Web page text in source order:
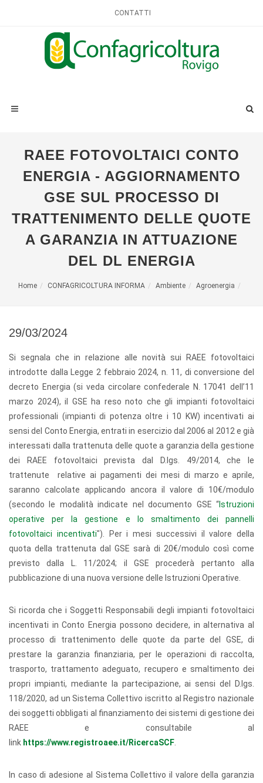
CONTATTI
RAEE FOTOVOLTAICI CONTO
ENERGIA - AGGIORNAMENTO
GSE SUL PROCESSO DI
TRATTENIMENTO DELLE QUOTE
A GARANZIA IN ATTUAZIONE
DEL DL ENERGIA
Home CONFAGRICOLTURA INFORMA Ambiente Agroenergia
29/03/2024
Si segnala che in relazione alle novità sui RAEE fotovoltaici
introdotte dalla Legge 2 febbraio 2024, n. 11, di conversione del
decreto Energia (si veda circolare confederale N. 17041 dell’11
marzo 2024), il GSE ha reso noto che gli impianti fotovoltaici
professionali (impianti di potenza oltre i 10 KW) incentivati ai
sensi del Conto Energia, entrati in esercizio dal 2006 al 2012 e già
interessati dalla trattenuta delle quote a garanzia della gestione
dei RAEE fotovoltaici prevista dal D.lgs. 49/2014, che le
trattenute relative ai pagamenti dei mesi di marzo e aprile,
saranno calcolate applicando ancora il valore di 10€/modulo
(secondo le modalità indicate nel documento GSE “Istruzioni
operative per la gestione e lo smaltimento dei pannelli
fotovoltaici incentivati"). Per i mesi successivi il valore della
quota della trattenuta dal GSE sarà di 20€/modulo così come
previsto dalla L. 11/2024; il GSE procederà pertanto alla
pubblicazione di una nuova versione delle Istruzioni Operative.
Si ricorda che i Soggetti Responsabili degli impianti fotovoltaici
incentivati in Conto Energia possono decidere, in alternativa al
processo di trattenimento delle quote da parte del GSE, di
prestare la garanzia finanziaria, per le operazioni di raccolta,
trasporto, trattamento adeguato, recupero e smaltimento dei
propri impianti, mediante la partecipazione, ai sensi del D.lgs.
118/2020, ad un Sistema Collettivo iscritto al Registro nazionale
dei soggetti obbligati al finanziamento dei sistemi di gestione dei
RAEE e consultabile al
link https://www.registroaee.it/RicercaSCF
In caso di adesione al Sistema Collettivo il valore della garanzia